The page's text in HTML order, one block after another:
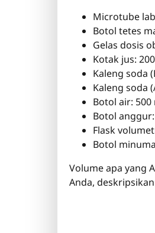
Microtube
Botol tetes
Gelas dosis
Kotak jus:
Kaleng soda
Kaleng soda
Botol air: 500
Botol anggur:
Flask
Botol
Volume apa yang
Anda,